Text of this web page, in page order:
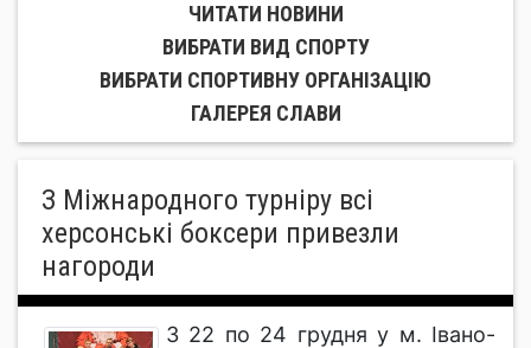
ЧИТАТИ НОВИНИ
ВИБРАТИ ВИД СПОРТУ
ВИБРАТИ СПОРТИВНУ ОРГАНIЗАЦIЮ
ГАЛЕРЕЯ СЛАВИ
З Міжнародного турніру всі
херсонські боксери привезли
нагороди
З 22 по 24 грудня у м. Івано-